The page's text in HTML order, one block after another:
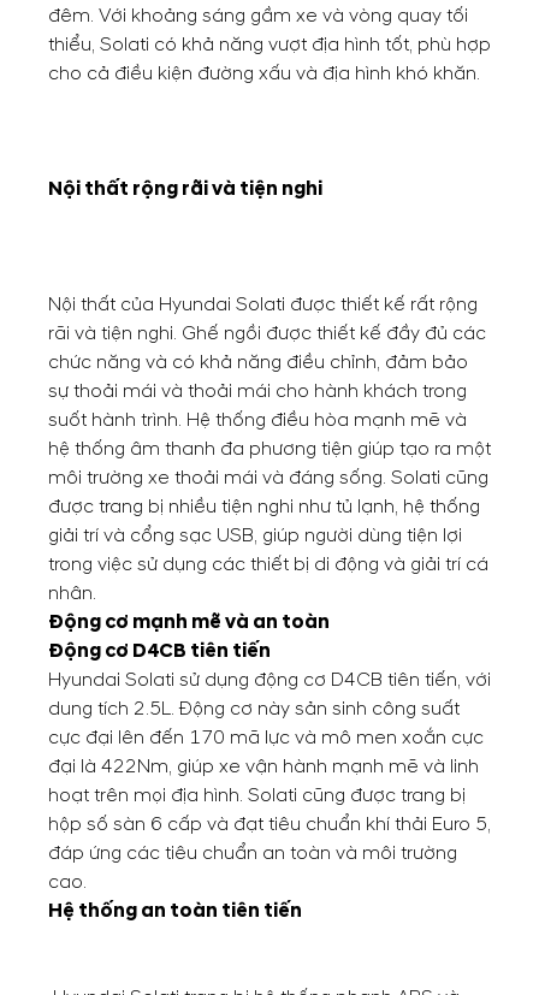
đêm. Với khoảng sáng gầm xe và vòng quay tối
thiểu, Solati có khả năng vượt địa hình tốt, phù hợp
cho cả điều kiện đường xấu và địa hình khó khăn.
Nội thất rộng rãi và tiện nghi
Nội thất của Hyundai Solati được thiết kế rất rộng
rãi và tiện nghi. Ghế ngồi được thiết kế đầy đủ các
chức năng và có khả năng điều chỉnh, đảm bảo
sự thoải mái và thoải mái cho hành khách trong
suốt hành trình. Hệ thống điều hòa mạnh mẽ và
hệ thống âm thanh đa phương tiện giúp tạo ra một
môi trường xe thoải mái và đáng sống. Solati cũng
được trang bị nhiều tiện nghi như tủ lạnh, hệ thống
giải trí và cổng sạc USB, giúp người dùng tiện lợi
trong việc sử dụng các thiết bị di động và giải trí cá
nhân.
Động cơ mạnh mẽ và an toàn
Động cơ D4CB tiên tiến
Hyundai Solati sử dụng động cơ D4CB tiên tiến, với
dung tích 2.5L. Động cơ này sản sinh công suất
cực đại lên đến 170 mã lực và mô men xoắn cực
đại là 422Nm, giúp xe vận hành mạnh mẽ và linh
hoạt trên mọi địa hình. Solati cũng được trang bị
hộp số sàn 6 cấp và đạt tiêu chuẩn khí thải Euro 5,
đáp ứng các tiêu chuẩn an toàn và môi trường
cao.
Hệ thống an toàn tiên tiến